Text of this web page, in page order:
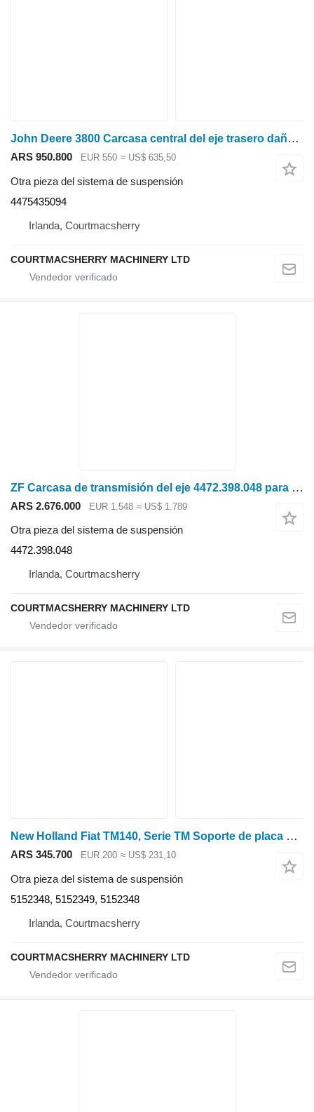
John Deere 3800 Carcasa central del eje trasero dañada Z77309, 4475.335.094 4475435094 para tractor de ruedas
ARS 950.800 EUR 550 ≈ US$ 635,50
Otra pieza del sistema de suspensión
4475435094
Irlanda, Courtmacsherry
COURTMACSHERRY MACHINERY LTD
ZF Carcasa de transmisión del eje 4472.398.048 para tractor de ruedas
ARS 2.676.000 EUR 1.548 ≈ US$ 1.789
Otra pieza del sistema de suspensión
4472.398.048
Irlanda, Courtmacsherry
COURTMACSHERRY MACHINERY LTD
New Holland Fiat TM140, Serie TM Soporte de placa de asistencia izquierda 5152 5152348 para tractor de ruedas
ARS 345.700 EUR 200 ≈ US$ 231,10
Otra pieza del sistema de suspensión
5152348, 5152349, 5152348
Irlanda, Courtmacsherry
COURTMACSHERRY MACHINERY LTD